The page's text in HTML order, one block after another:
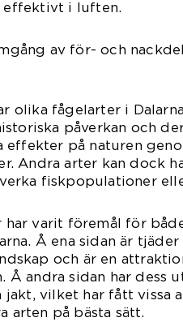
effektivt i luften.
av för- och
olika fågelarter i
påverkan och
effekter på naturen
Andra arter kan dock
fiskpopulationer
har varit föremål för
Å ena sidan är
och är en
Å andra sidan har dess
vilket har fått vissa
arten på bästa sätt.